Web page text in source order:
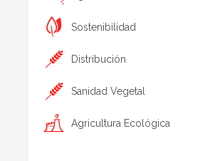
Sostenibilidad
Distribución
Sanidad Vegetal
Agricultura Ecológica